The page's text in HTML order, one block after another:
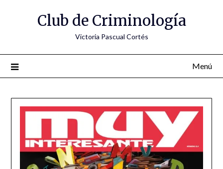
Club de Criminología
Victoria Pascual Cortés
Menú